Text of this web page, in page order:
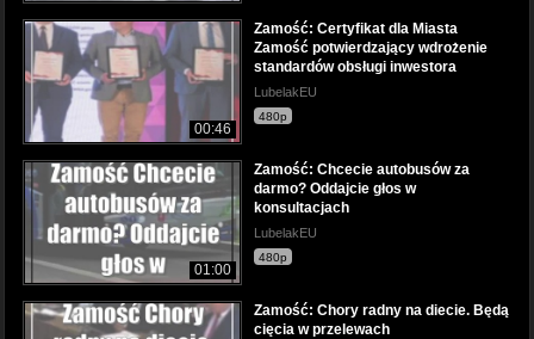
00:46
Zamość: Certyfikat dla Miasta
Zamość potwierdzający wdrożenie
standardów obsługi inwestora
LubelakEU
480p
01:00
Zamość: Chcecie autobusów za
darmo? Oddajcie głos w
konsultacjach
LubelakEU
480p
Zamość: Chory radny na diecie. Będą
cięcia w przelewach